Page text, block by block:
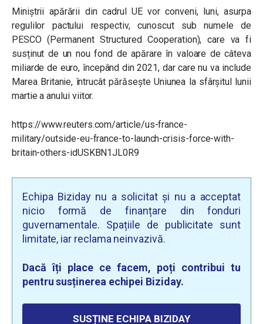
Miniștrii apărării din cadrul UE vor conveni, luni, asurpa
regulilor pactului respectiv, cunoscut sub numele de
PESCO (Permanent Structured Cooperation), care va fi
susținut de un nou fond de apărare în valoare de câteva
miliarde de euro, începând din 2021, dar care nu va include
Marea Britanie, întrucât părăsește Uniunea la sfârșitul lunii
martie a anului viitor.
https://www.reuters.com/article/us-france-
military/outside-eu-france-to-launch-crisis-force-with-
britain-others-idUSKBN1JL0R9
Echipa Biziday nu a solicitat și nu a acceptat
nicio formă de finanțare din fonduri
guvernamentale. Spațiile de publicitate sunt
limitate, iar reclama neinvazivă.
Dacă îți place ce facem, poți contribui tu
pentru susținerea echipei Biziday.
SUSȚINE ECHIPA BIZIDAY